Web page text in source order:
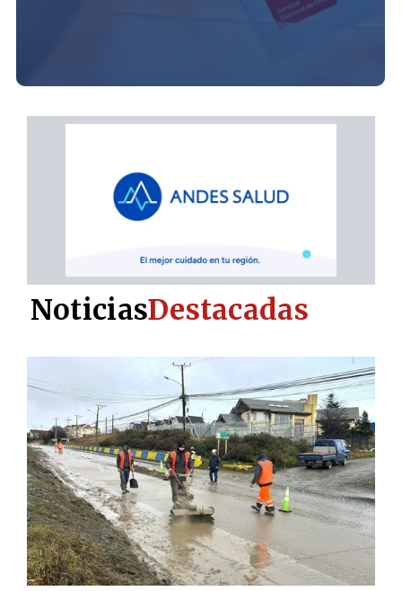
NoticiasDestacadas